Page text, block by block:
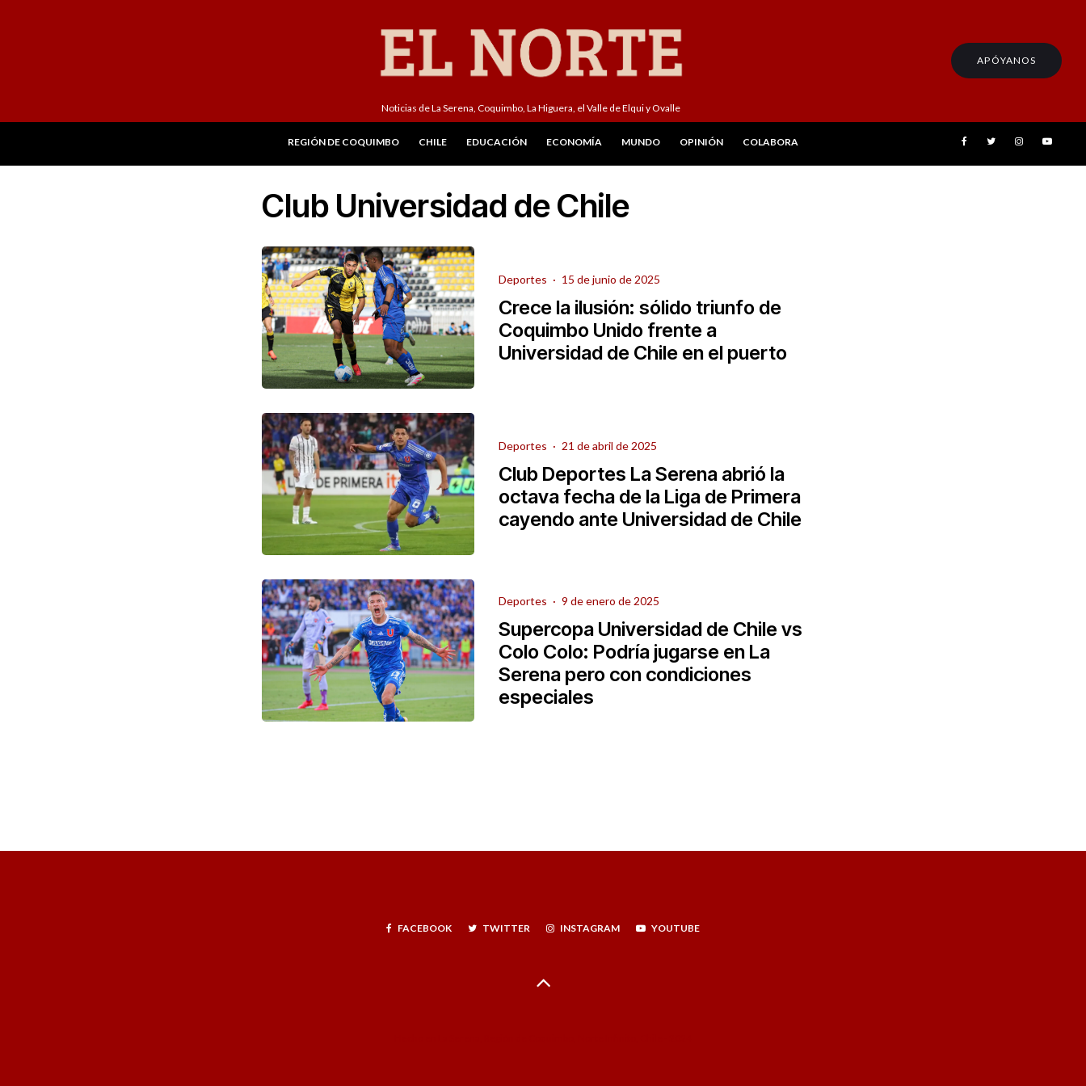
Noticias de La Serena, Coquimbo, La Higuera, el Valle de Elqui y Ovalle
APÓYANOS
REGIÓN DE COQUIMBO CHILE EDUCACIÓN ECONOMÍA MUNDO OPINIÓN COLABORA
Club Universidad de Chile
Deportes · 15 de junio de 2025
Crece la ilusión: sólido triunfo de
Coquimbo Unido frente a
Universidad de Chile en el puerto
Deportes · 21 de abril de 2025
Club Deportes La Serena abrió la
octava fecha de la Liga de Primera
cayendo ante Universidad de Chile
Deportes · 9 de enero de 2025
Supercopa Universidad de Chile vs
Colo Colo: Podría jugarse en La
Serena pero con condiciones
especiales
FACEBOOK TWITTER INSTAGRAM YOUTUBE